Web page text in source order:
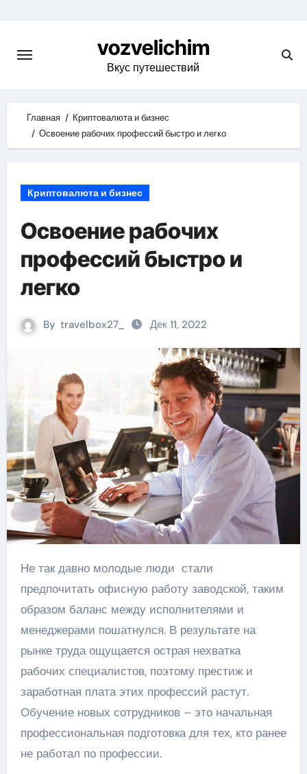
content
vozvelichim
Вкус путешествий
Главная
Криптовалюта и бизнес
Освоение рабочих профессий быстро и легко
Криптовалюта и бизнес
Освоение рабочих
профессий быстро и
легко
By travelbox27_ Дек 11, 2022
Не так давно молодые люди стали
предпочитать офисную работу заводской, таким
образом баланс между исполнителями и
менеджерами пошатнулся. В результате на
рынке труда ощущается острая нехватка
рабочих специалистов, поэтому престиж и
заработная плата этих профессий растут.
Обучение новых сотрудников – это начальная
профессиональная подготовка для тех, кто ранее
не работал по профессии.